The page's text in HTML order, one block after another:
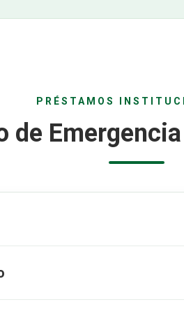
PRÉSTAMOS
de